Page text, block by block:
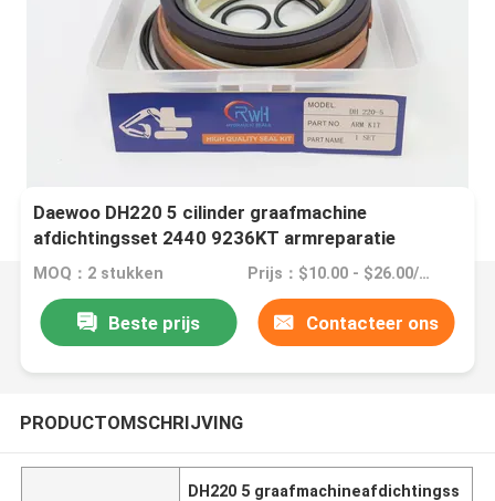
Daewoo DH220 5 cilinder graafmachine
afdichtingsset 2440 9236KT armreparatie
MOQ：2 stukken Prijs：$10.00 - $26.00/Pieces
Beste prijs Contacteer ons
PRODUCTOMSCHRIJVING
DH220 5 graafmachineafdichtingss